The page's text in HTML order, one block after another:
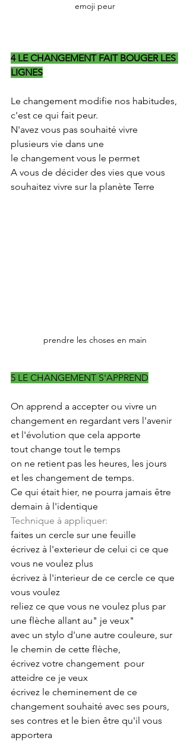
emoji peur
4 LE CHANGEMENT FAIT BOUGER LES
LIGNES
Le changement modifie nos habitudes,
c'est ce qui fait peur.
N'avez vous pas souhaité vivre
plusieurs vie dans une
le changement vous le permet
A vous de décider des vies que vous
souhaitez vivre sur la planète Terre
prendre les choses en main
5 LE CHANGEMENT S'APPREND
On apprend a accepter ou vivre un
changement en regardant vers l'avenir
et l'évolution que cela apporte
tout change tout le temps
on ne retient pas les heures, les jours
et les changement de temps.
Ce qui était hier, ne pourra jamais être
demain à l'identique
Technique à appliquer:
faites un cercle sur une feuille
écrivez à l'exterieur de celui ci ce que
vous ne voulez plus
écrivez à l'interieur de ce cercle ce que
vous voulez
reliez ce que vous ne voulez plus par
une flèche allant au" je veux"
avec un stylo d'une autre couleure, sur
le chemin de cette flèche,
écrivez votre changement  pour
atteidre ce je veux
écrivez le cheminement de ce
changement souhaité avec ses pours,
ses contres et le bien être qu'il vous
apportera